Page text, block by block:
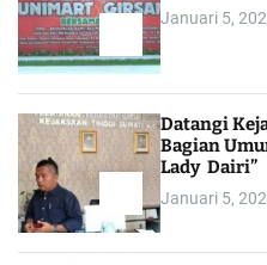
Januari 5,
Datangi
Bagian
Lady Dairi”
Januari 5,